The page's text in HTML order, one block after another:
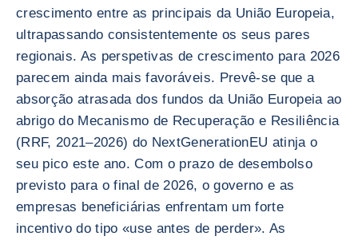
crescimento entre as principais da União Europeia,
ultrapassando consistentemente os seus pares
regionais. As perspetivas de crescimento para 2026
parecem ainda mais favoráveis. Prevê-se que a
absorção atrasada dos fundos da União Europeia ao
abrigo do Mecanismo de Recuperação e Resiliência
(RRF, 2021–2026) do NextGenerationEU atinja o
seu pico este ano. Com o prazo de desembolso
previsto para o final de 2026, o governo e as
empresas beneficiárias enfrentam um forte
incentivo do tipo «use antes de perder». As